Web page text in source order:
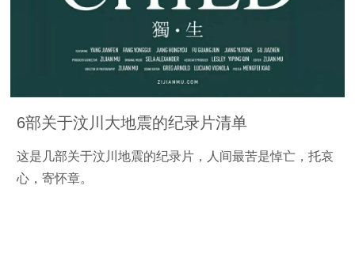
6部关于汶川大地震的纪录片清单
这是几部关于汶川地震的纪录片，人间最苦是悼亡，托哀
心，寄怀章。